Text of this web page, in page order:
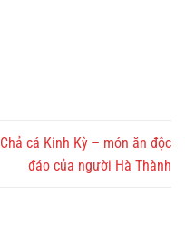
Chả cá Kinh Kỳ – món ăn độc
đáo của người Hà Thành